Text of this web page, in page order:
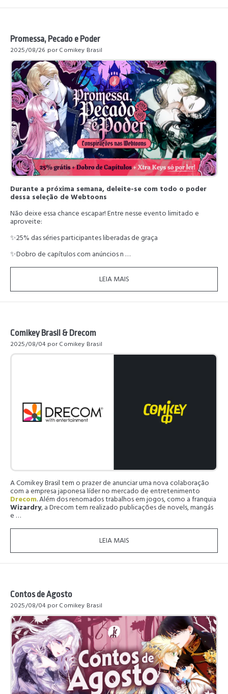
Promessa, Pecado e Poder
2025/08/26 por Comikey Brasil
Durante a próxima semana, deleite-se com todo o poder
dessa seleção de Webtoons
Não deixe essa chance escapar! Entre nesse evento limitado e
aproveite:
✨25% das séries participantes liberadas de graça
✨Dobro de capítulos com anúncios n …
LEIA MAIS
Comikey Brasil & Drecom
2025/08/04por Comikey Brasil
A Comikey Brasil tem o prazer de anunciar uma nova colaboração
com a empresa japonesa líder no mercado de entretenimento
Drecom. Além dos renomados trabalhos em jogos, como a franquia
Wizardry, a Drecom tem realizado publicações de novels, mangás
e …
LEIA MAIS
Contos de Agosto
2025/08/04por Comikey Brasil